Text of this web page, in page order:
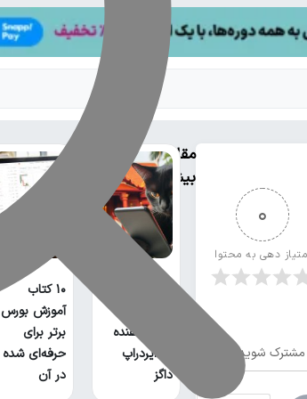
0
دهی به محتوا
مشترک شوید
مقالات
بیشتر
ادامه دهنده
راه ایردراپ
داگز
۱۰ کتاب
آموزش بورس
برتر برای
حرفه‌ای شده
در آن